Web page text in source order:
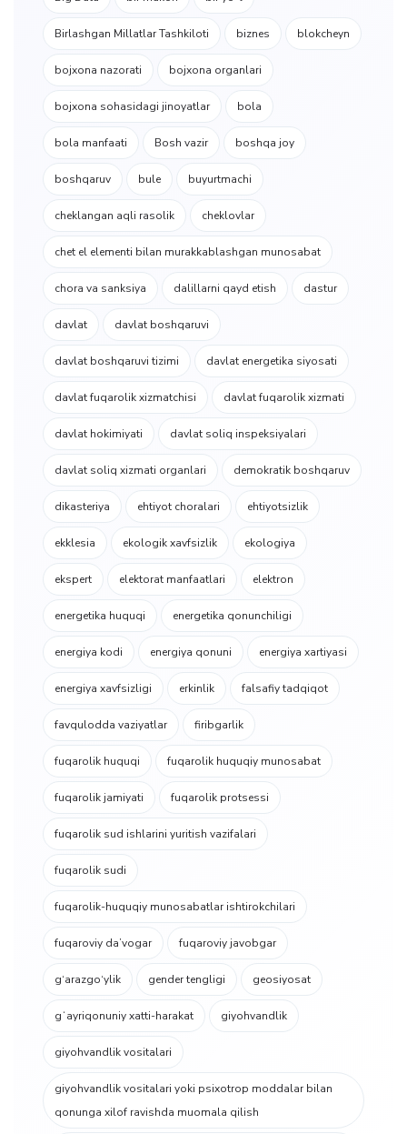
Birlashgan Millatlar Tashkiloti biznes blokcheyn
bojxona nazorati bojxona organlari
bojxona sohasidagi jinoyatlar bola
bola manfaati Bosh vazir boshqa joy
boshqaruv bule buyurtmachi
cheklangan aqli rasolik cheklovlar
chet el elementi bilan murakkablashgan munosabat
chora va sanksiya dalillarni qayd etish dastur
davlat davlat boshqaruvi
davlat boshqaruvi tizimi davlat energetika siyosati
davlat fuqarolik xizmatchisi davlat fuqarolik xizmati
davlat hokimiyati davlat soliq inspeksiyalari
davlat soliq xizmati organlari demokratik boshqaruv
dikasteriya ehtiyot choralari ehtiyotsizlik
ekklesia ekologik xavfsizlik ekologiya
ekspert elektorat manfaatlari elektron
energetika huquqi energetika qonunchiligi
energiya kodi energiya qonuni energiya xartiyasi
energiya xavfsizligi erkinlik falsafiy tadqiqot
favqulodda vaziyatlar firibgarlik
fuqarolik huquqi fuqarolik huquqiy munosabat
fuqarolik jamiyati fuqarolik protsessi
fuqarolik sud ishlarini yuritish vazifalari
fuqarolik sudi
fuqarolik-huquqiy munosabatlar ishtirokchilari
fuqaroviy da’vogar fuqaroviy javobgar
g‘arazgo‘ylik gender tengligi geosiyosat
gʻayriqonuniy xatti-harakat giyohvandlik
giyohvandlik vositalari
giyohvandlik vositalari yoki psixotrop moddalar bilan
qonunga xilof ravishda muomala qilish